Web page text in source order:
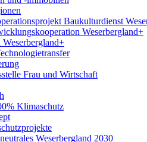
Baukulturdienst
Weserbergland+
Frau und Wirtschaft
Klimaschutz
Weserbergland 2030